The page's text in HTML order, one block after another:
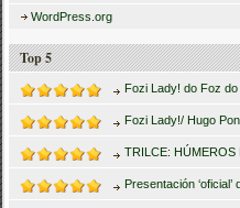
WordPress.org
Top 5
Fozi Lady! do Foz
Fozi Lady!/ Hugo
TRILCE: HÚMEROS
Presentación